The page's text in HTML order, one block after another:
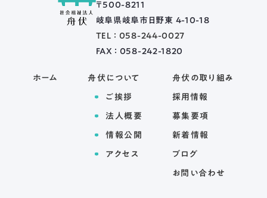
〒500-8211
岐阜県岐阜市日野東 4-10-18
TEL ： 058-244-0027
FAX ： 058-242-1820
ホーム 舟伏について
ご挨拶
法人概要
情報公開
アクセス
舟伏の取り組み
採用情報
募集要項
新着情報
ブログ
お問い合わせ